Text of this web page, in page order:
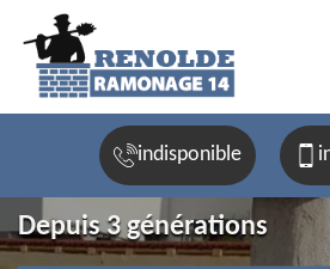
indisponible
Depuis 3 générations